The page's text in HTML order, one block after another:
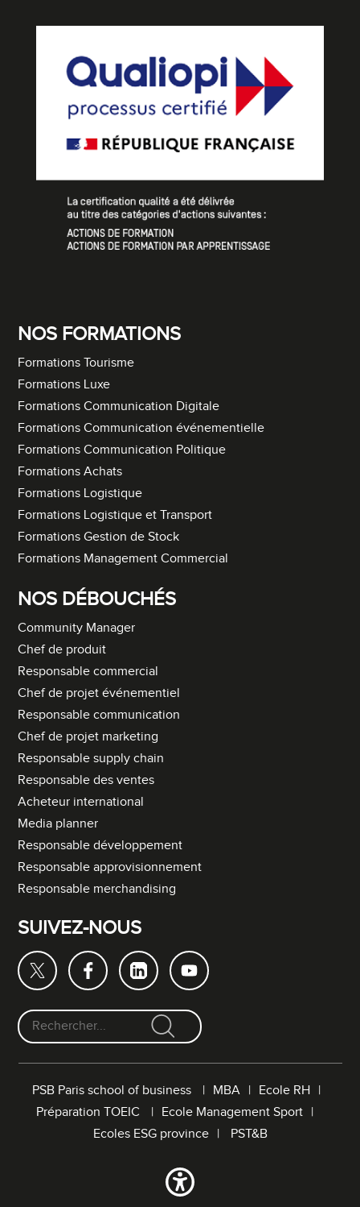
NOS FORMATIONS
Formations Tourisme
Formations Luxe
Formations Communication Digitale
Formations Communication événementielle
Formations Communication Politique
Formations Achats
Formations Logistique
Formations Logistique et Transport
Formations Gestion de Stock
Formations Management Commercial
NOS DÉBOUCHÉS
Community Manager
Chef de produit
Responsable commercial
Chef de projet événementiel
Responsable communication
Chef de projet marketing
Responsable supply chain
Responsable des ventes
Acheteur international
Media planner
Responsable développement
Responsable approvisionnement
Responsable merchandising
SUIVEZ-NOUS
F
PSB Paris school of business MBA
Ecole RH
Préparation TOEIC
Ecole Management Sport
Ecoles ESG province
PST&B